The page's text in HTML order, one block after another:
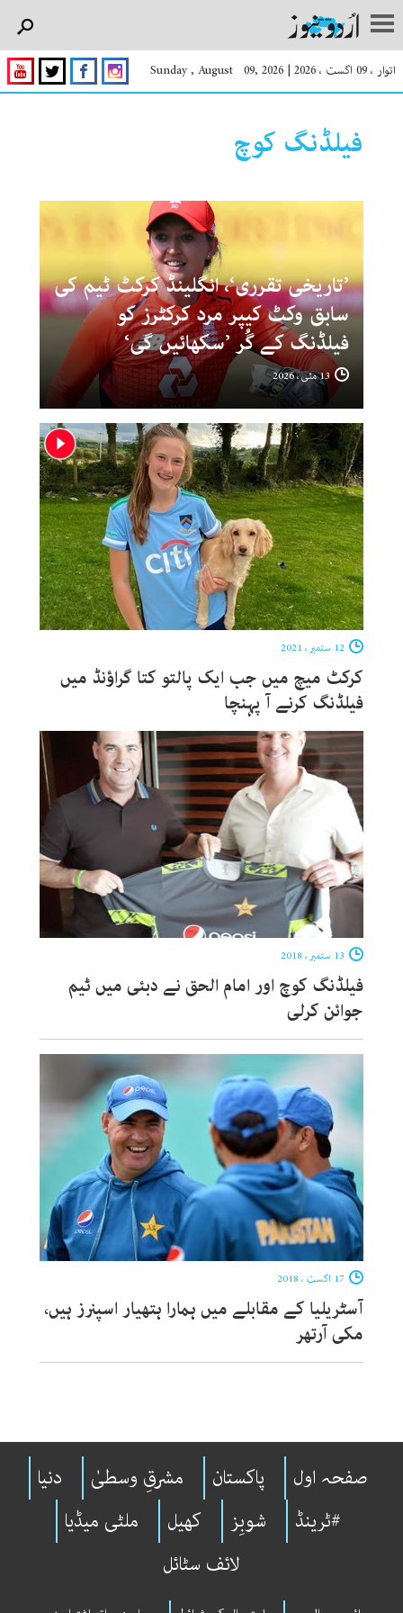
اتوار ، 09 اگست ، 2026 |
Sunday , August 09, 2026
فیلڈنگ کوچ
’تاریخی تقرری‘، انگلینڈ کرکٹ ٹیم کی
سابق وکٹ کیپر مرد کرکٹرز کو
فیلڈنگ کے گُر ’سکھائیں گی‘
13 مئی ، 2026
کرکٹ میچ میں جب ایک پالتو کتا گراؤنڈ میں
فیلڈنگ کرنے آ پہنچا
فیلڈنگ کوچ اور امام الحق نے دبئی میں ٹیم
جوائن کرلی
آسٹریلیا کے مقابلے میں ہمارا ہتھیار اسپنرز ہیں،
مکی آرتھر
صفحہ اول پاکستان مشرقِ وسطیٰ
دنیا
#ٹرینڈ
شوبِز کھیل
ملٹی میڈیا
لائف سٹائل